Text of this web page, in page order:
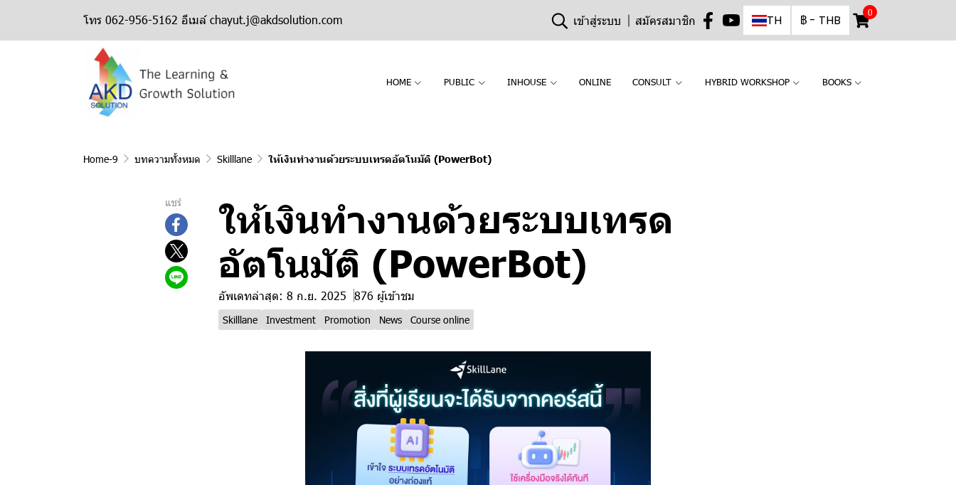
โทร 062-956-5162 อีเมล์ chayut.j@akdsolution.com เข้าสู่ระบบ สมัครสมาชิก TH ฿ - THB
0
HOME PUBLIC INHOUSE ONLINE CONSULT HYBRID WORKSHOP BOOKS
Home-9 บทความทั้งหมด Skilllane ให้เงินทำงานด้วยระบบเทรดอัตโนมัติ (PowerBot)
แชร์
ให้เงินทำงานด้วยระบบเทรด
อัตโนมัติ (PowerBot)
อัพเดทล่าสุด: 8 ก.ย. 2025 876 ผู้เข้าชม
Skilllane Investment Promotion News Course online